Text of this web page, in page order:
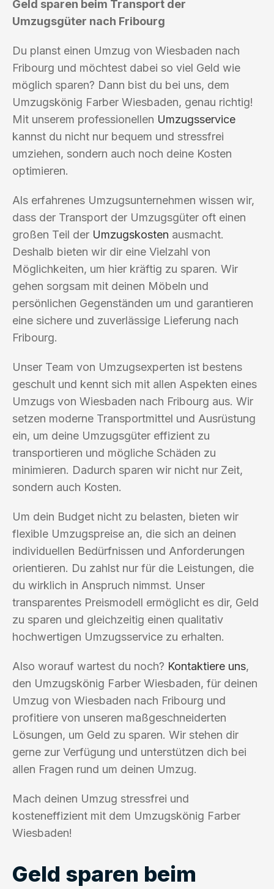
Geld sparen beim Transport der
Umzugsgüter nach Fribourg
Du planst einen Umzug von Wiesbaden nach
Fribourg und möchtest dabei so viel Geld wie
möglich sparen? Dann bist du bei uns, dem
Umzugskönig Farber Wiesbaden, genau richtig!
Mit unserem professionellen Umzugsservice
kannst du nicht nur bequem und stressfrei
umziehen, sondern auch noch deine Kosten
optimieren.
Als erfahrenes Umzugsunternehmen wissen wir,
dass der Transport der Umzugsgüter oft einen
großen Teil der Umzugskosten ausmacht.
Deshalb bieten wir dir eine Vielzahl von
Möglichkeiten, um hier kräftig zu sparen. Wir
gehen sorgsam mit deinen Möbeln und
persönlichen Gegenständen um und garantieren
eine sichere und zuverlässige Lieferung nach
Fribourg.
Unser Team von Umzugsexperten ist bestens
geschult und kennt sich mit allen Aspekten eines
Umzugs von Wiesbaden nach Fribourg aus. Wir
setzen moderne Transportmittel und Ausrüstung
ein, um deine Umzugsgüter effizient zu
transportieren und mögliche Schäden zu
minimieren. Dadurch sparen wir nicht nur Zeit,
sondern auch Kosten.
Um dein Budget nicht zu belasten, bieten wir
flexible Umzugspreise an, die sich an deinen
individuellen Bedürfnissen und Anforderungen
orientieren. Du zahlst nur für die Leistungen, die
du wirklich in Anspruch nimmst. Unser
transparentes Preismodell ermöglicht es dir, Geld
zu sparen und gleichzeitig einen qualitativ
hochwertigen Umzugsservice zu erhalten.
Also worauf wartest du noch? Kontaktiere uns,
den Umzugskönig Farber Wiesbaden, für deinen
Umzug von Wiesbaden nach Fribourg und
profitiere von unseren maßgeschneiderten
Lösungen, um Geld zu sparen. Wir stehen dir
gerne zur Verfügung und unterstützen dich bei
allen Fragen rund um deinen Umzug.
Mach deinen Umzug stressfrei und
kosteneffizient mit dem Umzugskönig Farber
Wiesbaden!
Geld sparen beim